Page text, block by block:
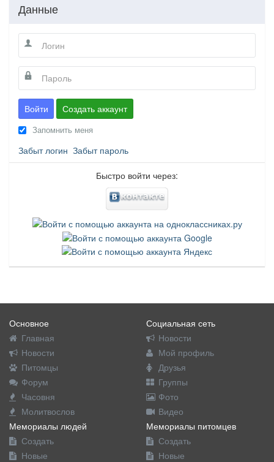
Данные
Войти Создать аккаунт
Запомнить меня
Забыт логин Забыт пароль
Быстро войти через:
Основное
Главная
Новости
Питомцы
Форум
Часовня
Молитвослов
Социальная сеть
Новости
Мой профиль
Друзья
Группы
Фото
Видео
Мемориалы людей
Создать
Новые
Мемориалы питомцев
Создать
Новые